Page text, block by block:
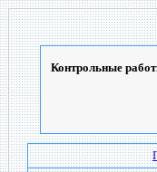
Контрольные